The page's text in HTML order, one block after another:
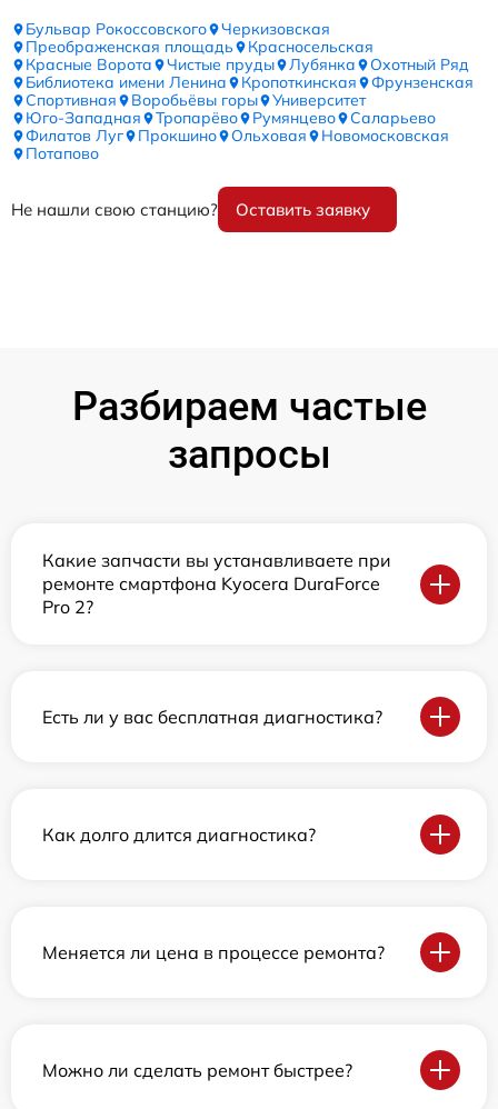
Бульвар Рокоссовского
Черкизовская
Преображенская площадь
Красносельская
Красные Ворота
Чистые пруды Лубянка
Охотный Ряд
Библиотека имени Ленина
Кропоткинская
Фрунзенская
Спортивная
Воробьёвы горы
Университет
Юго-Западная
Тропарёво Румянцево
Саларьево
Филатов Луг
Прокшино Ольховая
Новомосковская
Потапово
Не нашли свою станцию? Оставить заявку
Разбираем частые
запросы
Какие запчасти вы устанавливаете при
ремонте смартфона Kyocera DuraForce
Pro 2?
Есть ли у вас бесплатная диагностика?
Как долго длится диагностика?
Меняется ли цена в процессе ремонта?
Можно ли сделать ремонт быстрее?